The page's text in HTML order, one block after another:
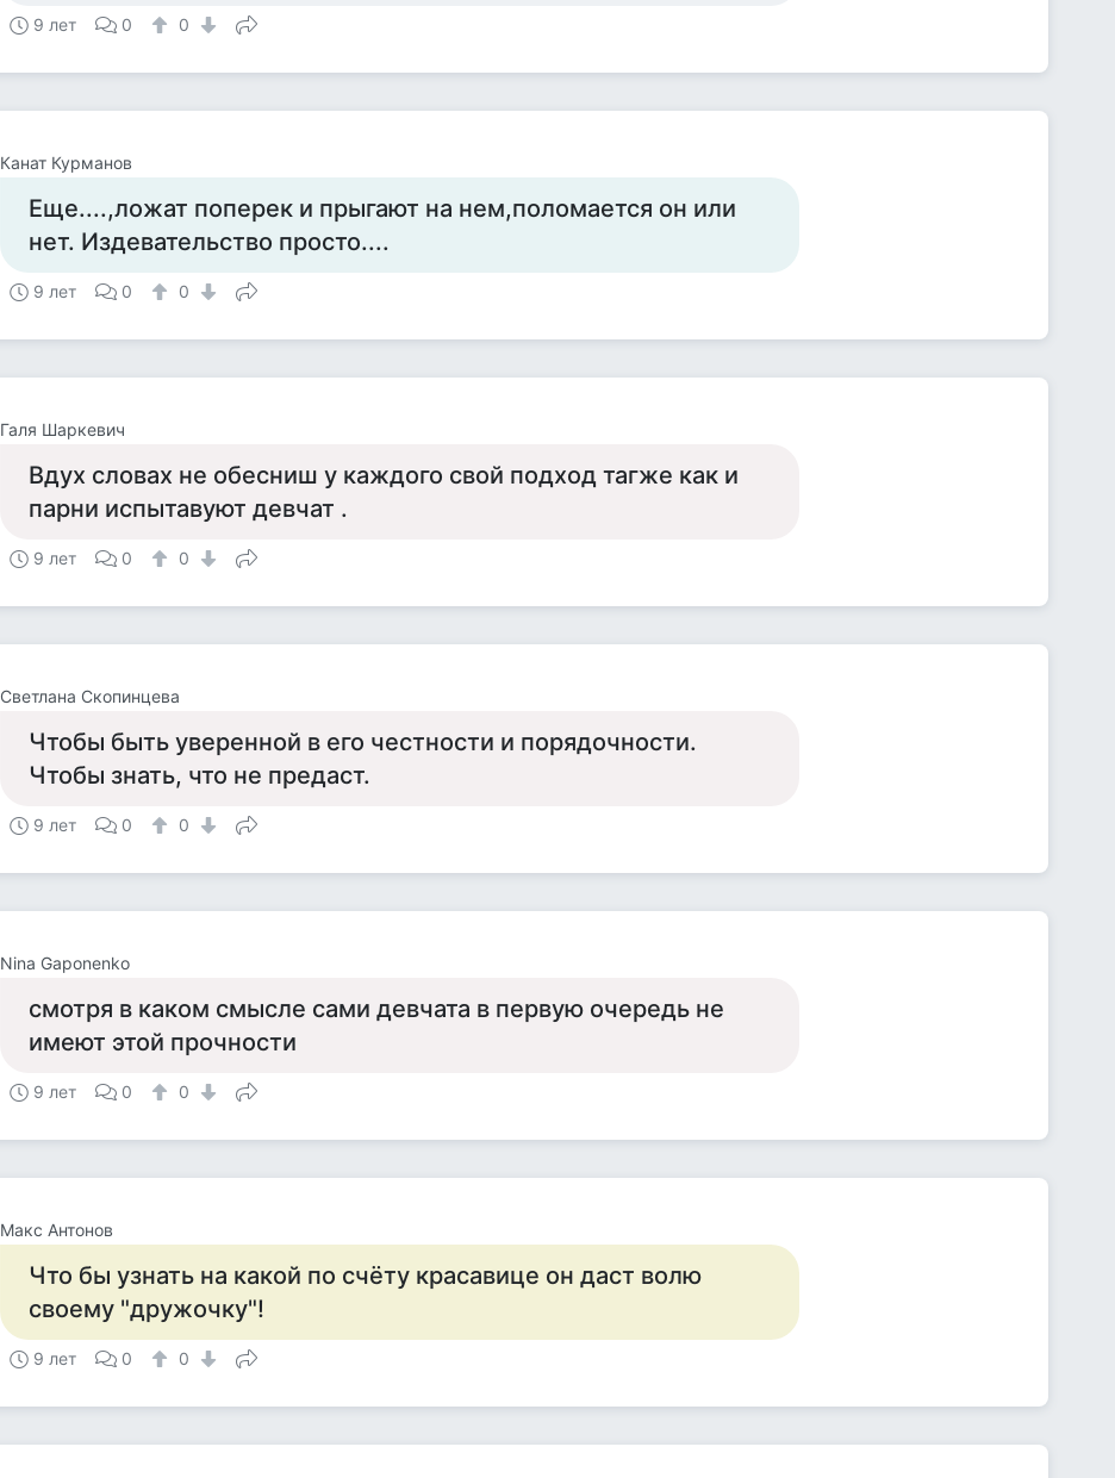
9 лет 0 0
Канат Курманов
Еще....,ложат поперек и прыгают на нем,поломается он или
нет. Издевательство просто....
9 лет 0 0
Галя Шаркевич
Вдух словах не обесниш у каждого свой подход тагже как и
парни испытавуют девчат .
9 лет 0 0
Светлана Скопинцева
Чтобы быть уверенной в его честности и порядочности.
Чтобы знать, что не предаст.
9 лет 0 0
Nina Gaponenko
смотря в каком смысле сами девчата в первую очередь не
имеют этой прочности
9 лет 0 0
Макс Антонов
Что бы узнать на какой по счёту красавице он даст волю
своему "дружочку"!
9 лет 0 0